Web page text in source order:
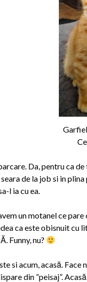
Da, pentru ca
de la job si in
l ia cu ea.
un motanel ce
ca este obisnuit cu
Funny, nu?
si acum, acasă.
din ”peisaj”.